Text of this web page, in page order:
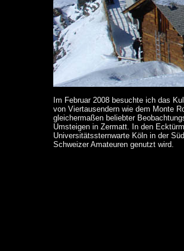
Im Februar 2008 besuchte ich das
von Viertausendern wie dem Monte
gleichermaßen beliebter
Umsteigen in Zermatt. In den
Universitätssternwarte Köln in der
Schweizer Amateuren genutzt wird.